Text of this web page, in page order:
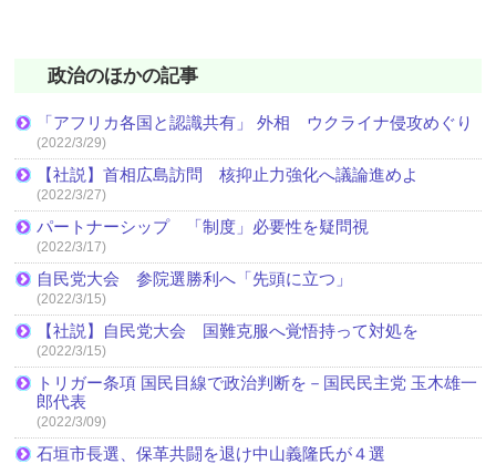
政治のほかの記事
「アフリカ各国と認識共有」 外相 ウクライナ侵攻めぐり
(2022/3/29)
【社説】首相広島訪問 核抑止力強化へ議論進めよ
(2022/3/27)
パートナーシップ 「制度」必要性を疑問視
(2022/3/17)
自民党大会 参院選勝利へ「先頭に立つ」
(2022/3/15)
【社説】自民党大会 国難克服へ覚悟持って対処を
(2022/3/15)
トリガー条項 国民目線で政治判断を－国民民主党 玉木雄一
郎代表
(2022/3/09)
石垣市長選、保革共闘を退け中山義隆氏が４選